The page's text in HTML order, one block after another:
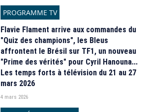
PROGRAMME TV
Flavie Flament arrive aux commandes du
"Quiz des champions", les Bleus
affrontent le Brésil sur TF1, un nouveau
"Prime des vérités" pour Cyril Hanouna...
Les temps forts à télévision du 21 au 27
mars 2026
4 mars 2026